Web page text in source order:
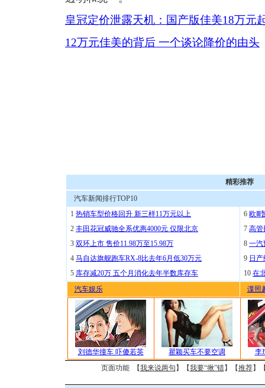
皇冠定价泄露天机：国产版佳美18万元
12万元佳美的背后 一个谈论降价的由头
精彩推荐
汽车新闻排行TOP10
1 热销车型价格回升 新三样11万元以上
2 丰田花冠威驰全系优惠4000元 仅限北京
3 双环上市 售价11.98万至15.98万
4 马自达旗舰跑车RX-8比去年6月低30万元
5 库存减20万 五个月消化去年半数库存车
6 欧Ⅲ
7 高管
8 一汽
9 日
10 在
汽车娱乐
谍照
刘德华撞车 吓傻若英 瞿颖买车不要空调
李
页面功能 【我来说两句 】【我要“揪”错】【推荐】